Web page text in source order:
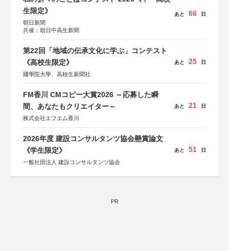
生限定》
朝日新聞
共催：朝日中高生新聞
あと 66 日
第22回「地域の伝承文化に学ぶ」コンテスト
《高校生限定》
國學院大學、高校生新聞社
あと 25 日
FM香川 CMコピー大賞2026 ～応募した瞬
間、あなたもクリエイター～
株式会社エフエム香川
あと 21 日
2026年度 建設コンサルタンツ協会懸賞論文
《学生限定》
一般社団法人 建設コンサルタンツ協会
あと 51 日
PR